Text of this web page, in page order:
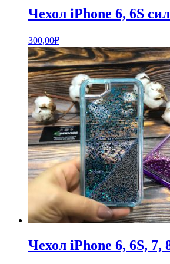
Чехол iPhone 6, 6S
300,00₽
Чехол iPhone 6, 6S,